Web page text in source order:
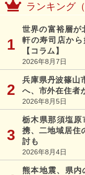
ランキング
世界の富裕層が
軒の寿司店か
【コラム】
2026年8月7日
兵庫県丹波篠山
へ、市外在住者
2026年8月5日
栃木県那須塩
携、二地域居住
討も
2026年8月4日
熊本地震、県内